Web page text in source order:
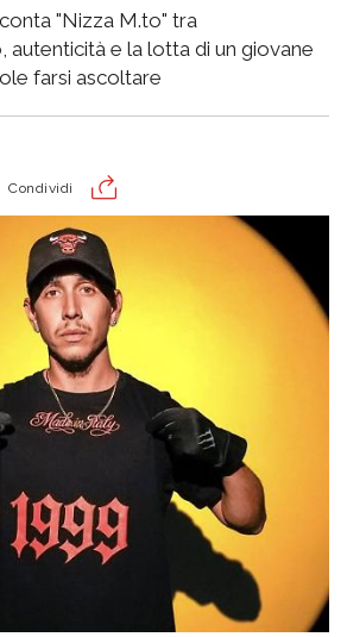
"Nizza M.to" tra
autenticità e la lotta di un giovane
farsi ascoltare
Condividi